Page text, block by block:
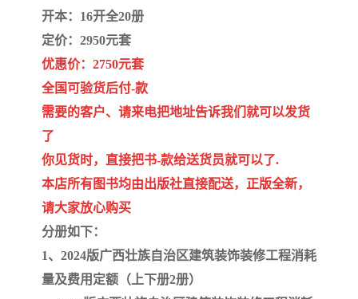
开本：16开全20册
定价：2950元套
优惠价：2750元套
全国可验货后付-款
需要的客户、请来电把地址告诉我们就可以发货
了
你见货时，直接把书-款给送货员就可以了.
本店所有图书均由出版社直接配送，正版全新，
请大家放心购买
分册如下：
1、2024版广西壮族自治区建筑装饰装修工程消耗
量及费用定额（上下册2册）
性规范ASME
湖北省建设工程预算定额
内蒙古建设工程预算定额
陕西建设工程消耗量定额
贵州水利水电定额 铁路概预算定额
青海省建筑工程消耗量定
20kv及以下配电网工程定 地质灾害治理工程质量检
广西建筑安装工程预算定